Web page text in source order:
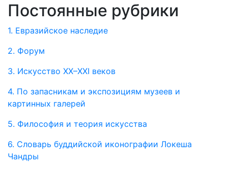
Постоянные рубрики
1. Евразийское наследие
2. Форум
3. Искусство XX–XXI веков
4. По запасникам и экспозициям музеев и
картинных галерей
5. Философия и теория искусства
6. Словарь буддийской иконографии Локеша
Чандры